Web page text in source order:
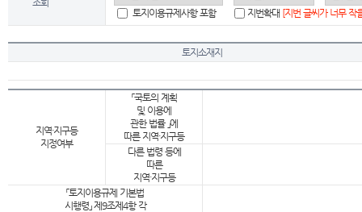
조회
토지이용규제사항 포함
지번확대 [지번 글씨가 너무 작
토지소재지
지역·지구등
지정여부
「국토의 계획
및 이용에
관한 법률 」에
따른 지역·지구등
다른 법령 등에
따른
지역·지구등
「토지이용규제 기본법
시행령」 제9조제4항 각